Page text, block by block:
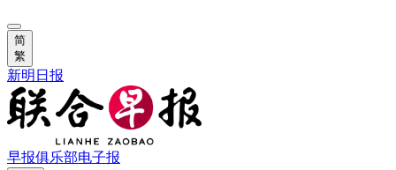
简
繁
新明日报
早报俱乐部电子报